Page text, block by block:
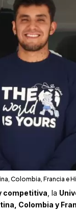
Colombia, Francia
competitiva , la
Colombia y